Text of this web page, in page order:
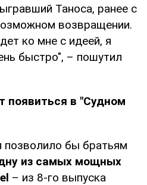
Таноса, ранее с
возвращении.
ко мне с идеей, я
быстро", – пошутил
появиться в "Судном
позволило бы братьям
из самых мощных
– из 8-го выпуска